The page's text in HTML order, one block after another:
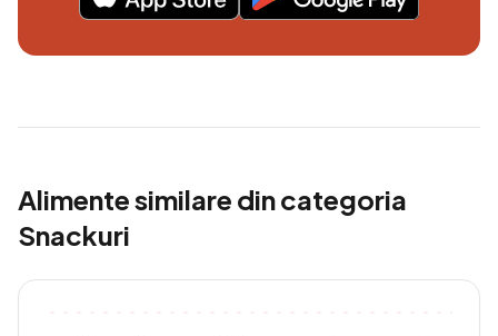
Alimente similare din categoria
Snackuri